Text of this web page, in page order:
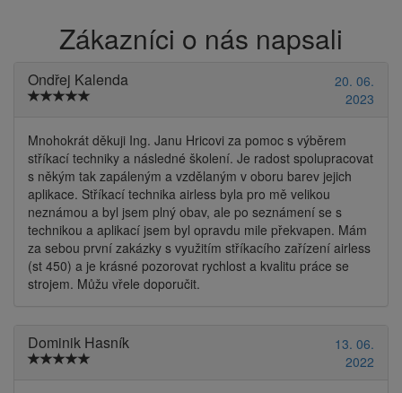
Zákazníci o nás napsali
Ondřej Kalenda
20. 06.
2023
Mnohokrát děkuji Ing. Janu Hricovi za pomoc s výběrem
stříkací techniky a následné školení. Je radost spolupracovat
s někým tak zapáleným a vzdělaným v oboru barev jejich
aplikace. Stříkací technika airless byla pro mě velikou
neznámou a byl jsem plný obav, ale po seznámení se s
technikou a aplikací jsem byl opravdu mile překvapen. Mám
za sebou první zakázky s využitím stříkacího zařízení airless
(st 450) a je krásné pozorovat rychlost a kvalitu práce se
strojem. Můžu vřele doporučit.
Dominik Hasník
13. 06.
2022